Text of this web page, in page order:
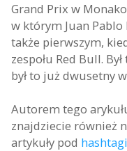
Grand Prix w
w którym Juan Pablo
także pierwszym,
zespołu Red Bull.
był to już dwusetny
Autorem tego
znajdziecie również
artykuły pod